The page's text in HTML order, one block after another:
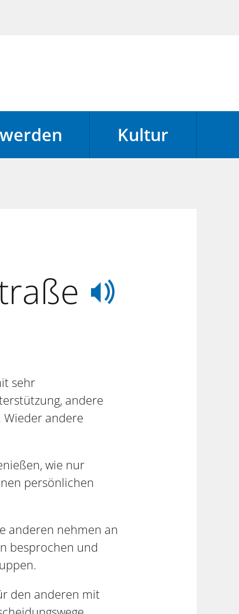
Kultur
sehr
andere
andere
wie nur
persönlichen
anderen nehmen an
besprochen und
den anderen mit